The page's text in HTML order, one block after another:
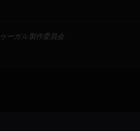
ーガル製作委員会